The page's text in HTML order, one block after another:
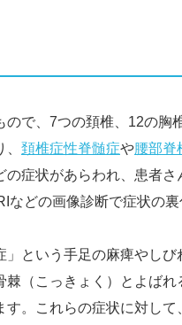
ので、7つの頚椎、12の胸
頚椎症性脊髄症や腰部脊
の症状があらわれ、患者
などの画像診断で症状の
」という手足の麻痺やし
棘（こっきょく）とよば
す。これらの症状に対し